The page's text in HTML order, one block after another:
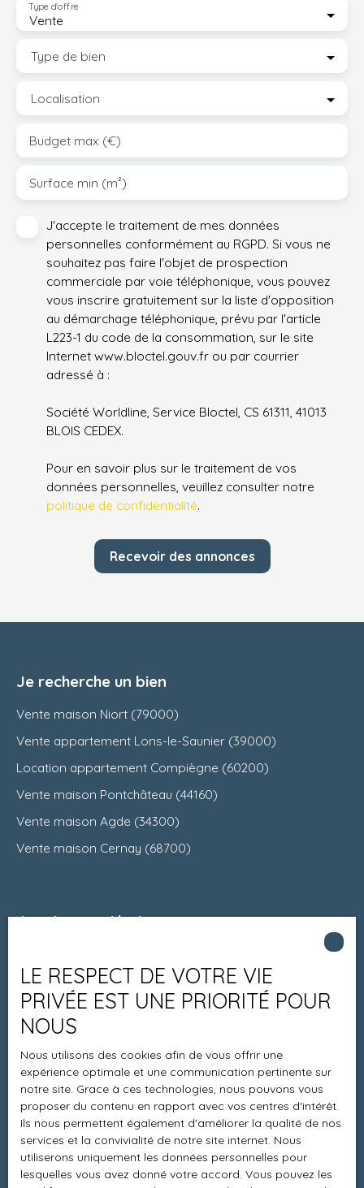
Vente
Type d'offre
Type de bien
Localisation
Budget max (€)
Surface min (m²)
J'accepte le traitement de mes données
personnelles conformément au RGPD. Si vous ne
souhaitez pas faire l'objet de prospection
commerciale par voie téléphonique, vous pouvez
vous inscrire gratuitement sur la liste d'opposition
au démarchage téléphonique, prévu par l'article
L223-1 du code de la consommation, sur le site
Internet www.bloctel.gouv.fr ou par courrier
adressé à :
Société Worldline, Service Bloctel, CS 61311, 41013
BLOIS CEDEX.
Pour en savoir plus sur le traitement de vos
données personnelles, veuillez consulter notre
politique de confidentialité.
Recevoir des annonces
Je recherche un bien
Vente maison Niort (79000)
Vente appartement Lons-le-Saunier (39000)
Location appartement Compiègne (60200)
Vente maison Pontchâteau (44160)
Vente maison Agde (34300)
Vente maison Cernay (68700)
Je suis propriétaire
Espace vendeur
Vendre avec nous
Charte 21
Contact
Informations
Recrutement
LE RESPECT DE VOTRE VIE
PRIVÉE EST UNE PRIORITÉ POUR
NOUS
Nous utilisons des cookies afin de vous offrir une
expérience optimale et une communication pertinente sur
notre site. Grace à ces technologies, nous pouvons vous
proposer du contenu en rapport avec vos centres d'intérêt.
Ils nous permettent également d'améliorer la qualité de nos
services et la convivialité de notre site internet. Nous
utiliserons uniquement les données personnelles pour
lesquelles vous avez donné votre accord. Vous pouvez les